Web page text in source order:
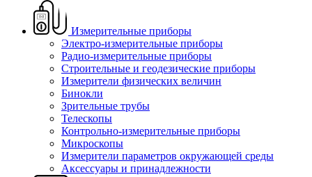
Измерительные приборы
Электро-измерительные приборы
Радио-измерительные приборы
Строительные и геодезические приборы
Измерители физических величин
Бинокли
Зрительные трубы
Телескопы
Контрольно-измерительные приборы
Микроскопы
Измерители параметров окружающей среды
Аксессуары и принадлежности